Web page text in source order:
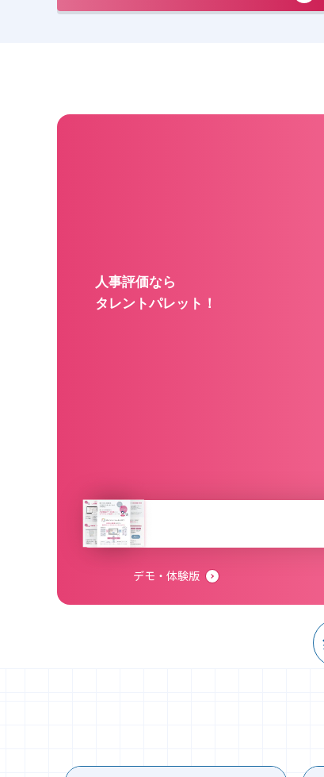
人事評価なら
タレントパレット！
デモ・体験版